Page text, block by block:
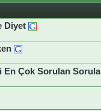
Diyet
En Çok Sorulan